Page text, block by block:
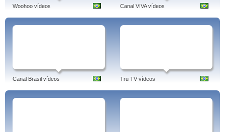
Woohoo vídeos Canal VIVA vídeos
Canal Brasil vídeos Tru TV vídeos